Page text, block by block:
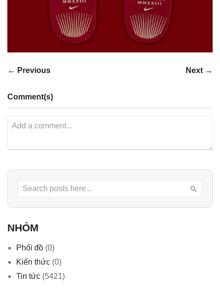
← Previous Next →
Comment(s)
Search
NHÓM
Phối đồ (0)
Kiến thức (0)
Tin tức (5421)